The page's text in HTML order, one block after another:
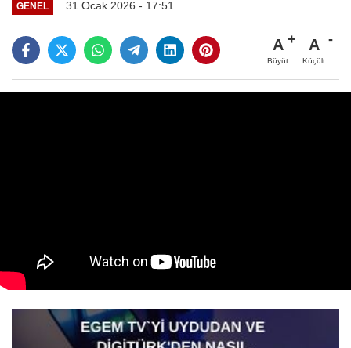
GENEL 31 Ocak 2026 - 17:51
A
Büyüt
A
Küçült